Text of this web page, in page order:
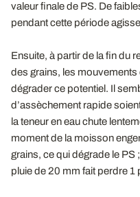
valeur finale de PS. De
pendant cette période
Ensuite, à partir de la fin du
des grains, les mouvements
dégrader ce potentiel. Il
d’assèchement rapide
la teneur en eau chute
moment de la moisson
grains, ce qui dégrade le PS
pluie de 20 mm fait perdre 1